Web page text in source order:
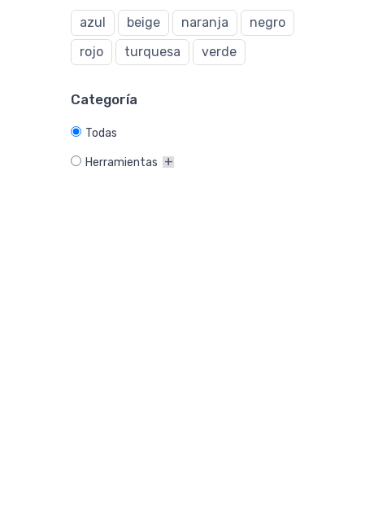
azul beige naranja
negro
rojo
turquesa verde
Categoría
Todas
Herramientas